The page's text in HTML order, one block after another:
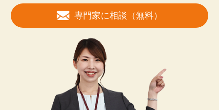
専門家に相談（無料）